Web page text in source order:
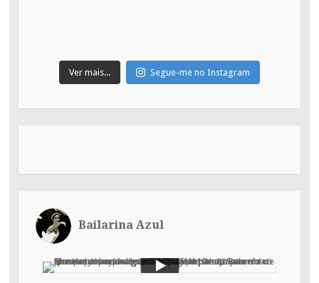
Ver mais... Segue-me no Instagram
Bailarina Azul